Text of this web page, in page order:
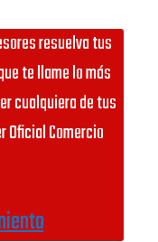
resuelva tus
te llame lo más
cualquiera de tus
Oficial Comercio